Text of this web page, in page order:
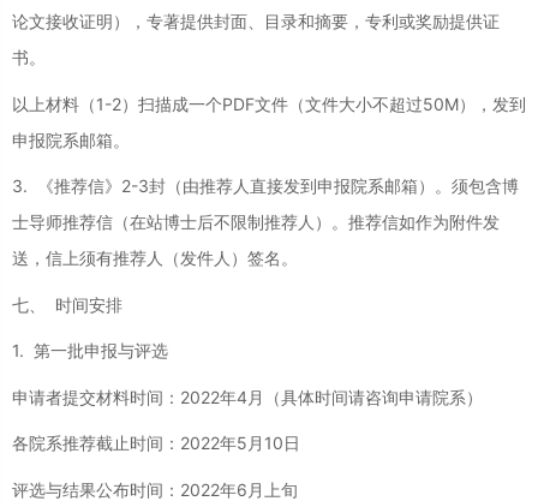
论文接收证明），专著提供封面、目录和摘要，专利或奖励提供证
书。
以上材料（1-2）扫描成一个PDF文件（文件大小不超过50M），发到
申报院系邮箱。
3. 《推荐信》2-3封（由推荐人直接发到申报院系邮箱）。须包含博
士导师推荐信（在站博士后不限制推荐人）。推荐信如作为附件发
送，信上须有推荐人（发件人）签名。
七、 时间安排
1. 第一批申报与评选
申请者提交材料时间：2022年4月（具体时间请咨询申请院系）
各院系推荐截止时间：2022年5月10日
评选与结果公布时间：2022年6月上旬